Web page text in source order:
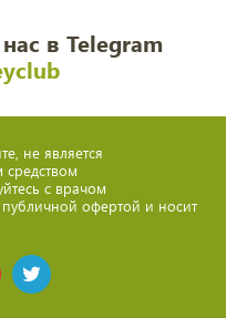
в Telegram
не является
с врачом
офертой и носит